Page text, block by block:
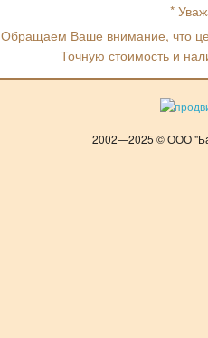
*
Обращаем Ваше внимание, что
Точную стоимость и
2002—2025 © ООО